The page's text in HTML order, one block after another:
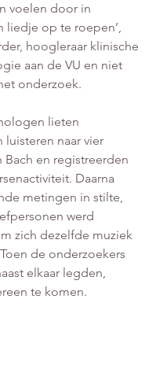
voelen door in
liedje op te roepen’,
hoogleraar klinische
aan de VU en niet
onderzoek.
lieten
naar vier
Bach en registreerden
Daarna
metingen in stilte,
werd
zich dezelfde muziek
de onderzoekers
elkaar legden,
te komen.